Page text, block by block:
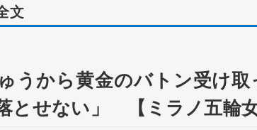
文
うから黄金のバトン受け
とせない」 【ミラノ五輪女